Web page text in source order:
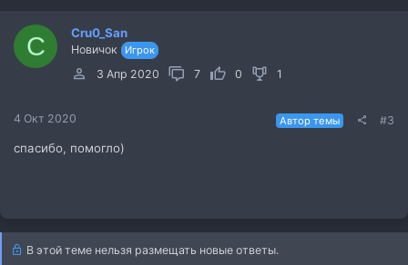
C Cru0_San
Новичок Игрок
3 Апр 2020 7 0 1
4 Окт 2020 Автор темы #3
спасибо, помогло)
В этой теме нельзя размещать новые ответы.